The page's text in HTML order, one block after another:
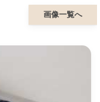
画像一覧へ